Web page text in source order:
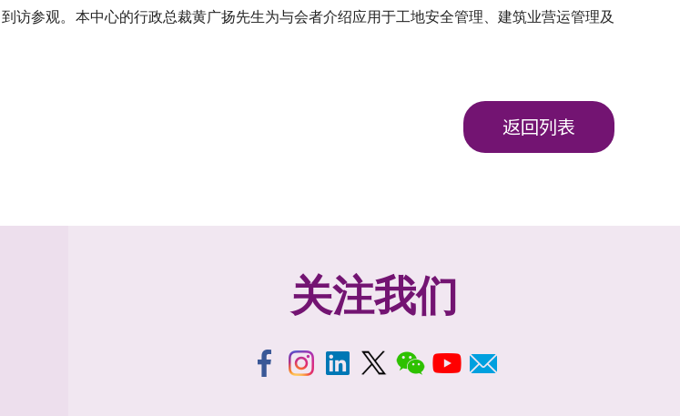
访参观。本中心的行政总裁黄广扬先生为与会者介绍应用于工地安全管理、建筑业营运管理及
返回列表
关注我们